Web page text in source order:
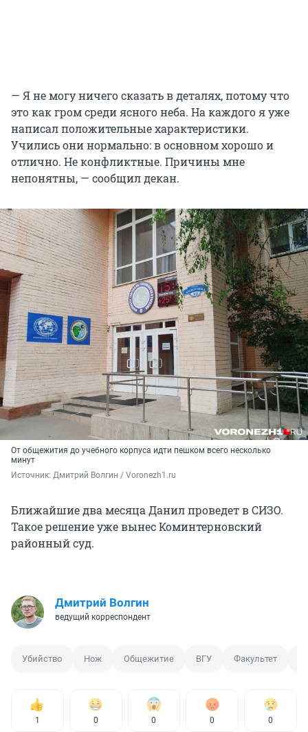
— Я не могу ничего сказать в деталях, потому что
это как гром среди ясного неба. На каждого я уже
написал положительные характеристики.
Учились они нормально: в основном хорошо и
отлично. Не конфликтные. Причины мне
непонятны, — сообщил декан.
От общежития до учебного корпуса идти пешком всего несколько
минут
Источник: Дмитрий Волгин / Voronezh1.ru
Ближайшие два месяца Данил проведет в СИЗО.
Такое решение уже вынес Коминтерновский
районный суд.
Дмитрий Волгин
ведущий корреспондент
Убийство Нож Общежитие ВГУ Факультет
1 0 0 0 0